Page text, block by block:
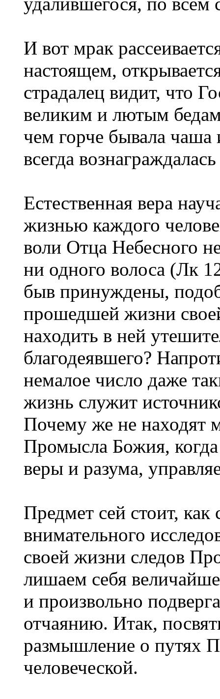
И вот мрак
настоящем,
страдалец видит, что
великим и лютым
чем горче бывала
всегда
Естественная вера
жизнью каждого
воли Отца Небесного
ни одного волоса (Лк
быв принуждены,
прошедшей жизни
находить в ней
благодеявшего?
немалое число даже
жизнь служит
Почему же не находят
Промысла Божия,
веры и разума,
Предмет сей стоит, как
внимательного
своей жизни следов
лишаем себя
и произвольно
отчаянию. Итак,
размышление о путях
человеческой.